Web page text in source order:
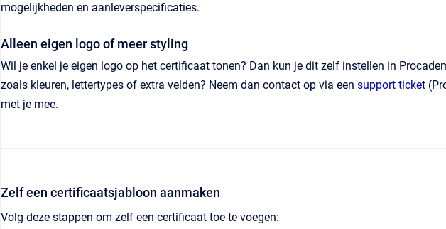
mogelijkheden en aanleverspecificaties.
Alleen eigen logo of meer styling
Wil je enkel je eigen logo op het certificaat tonen? Dan kun je dit zelf instellen in
zoals kleuren, lettertypes of extra velden? Neem dan contact op via een support ticket
met je mee.
Zelf een certificaatsjabloon aanmaken
Volg deze stappen om zelf een certificaat toe te voegen: